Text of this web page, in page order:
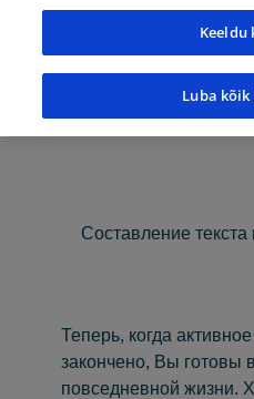
железы
Cоставление
Теперь, когда
закончено, Вы готовы
повседневной жизни.
Keeldu
Luba kõik